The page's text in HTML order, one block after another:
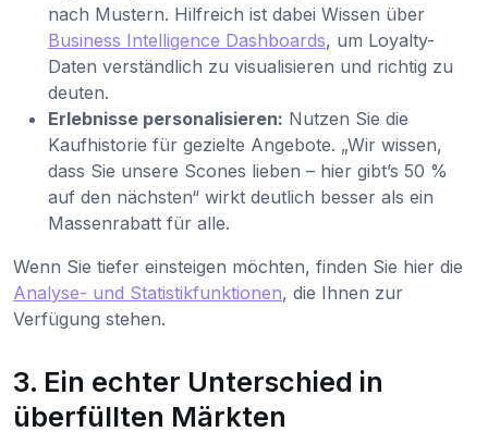
nach Mustern. Hilfreich ist dabei Wissen über
Business Intelligence Dashboards, um Loyalty-
Daten verständlich zu visualisieren und richtig zu
deuten.
Erlebnisse personalisieren: Nutzen Sie die
Kaufhistorie für gezielte Angebote. „Wir wissen,
dass Sie unsere Scones lieben – hier gibt’s 50 %
auf den nächsten“ wirkt deutlich besser als ein
Massenrabatt für alle.
Wenn Sie tiefer einsteigen möchten, finden Sie hier die
Analyse- und Statistikfunktionen, die Ihnen zur
Verfügung stehen.
3. Ein echter Unterschied in
überfüllten Märkten